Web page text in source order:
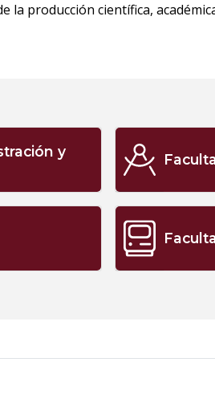
la producción científica,
y